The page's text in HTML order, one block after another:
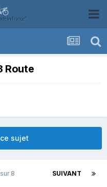
Route
sujet
SUIVANT
8